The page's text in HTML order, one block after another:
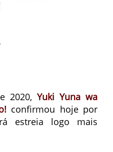
2020,Yuki Yuna wa
confirmou hoje por
estreia logo mais